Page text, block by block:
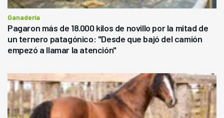
Ganadería
Pagaron más de 18.000 kilos de novillo por la mitad de
un ternero patagónico: "Desde que bajó del camión
empezó a llamar la atención"